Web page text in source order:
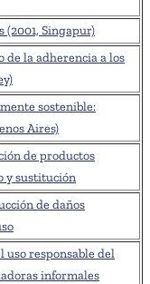
(2001, Singapur)
de la adherencia a los
sostenible:
Aires)
de productos
y sustitución
de daños
uso responsable del
informales